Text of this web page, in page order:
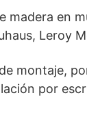
madera en
Leroy
montaje,
por